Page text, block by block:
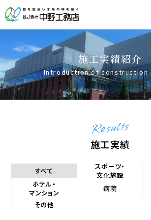
施工実績紹介
Introduction of construction
Results
施工実績
すべて
スポーツ・
文化施設
ホテル・
マンション
病院
その他